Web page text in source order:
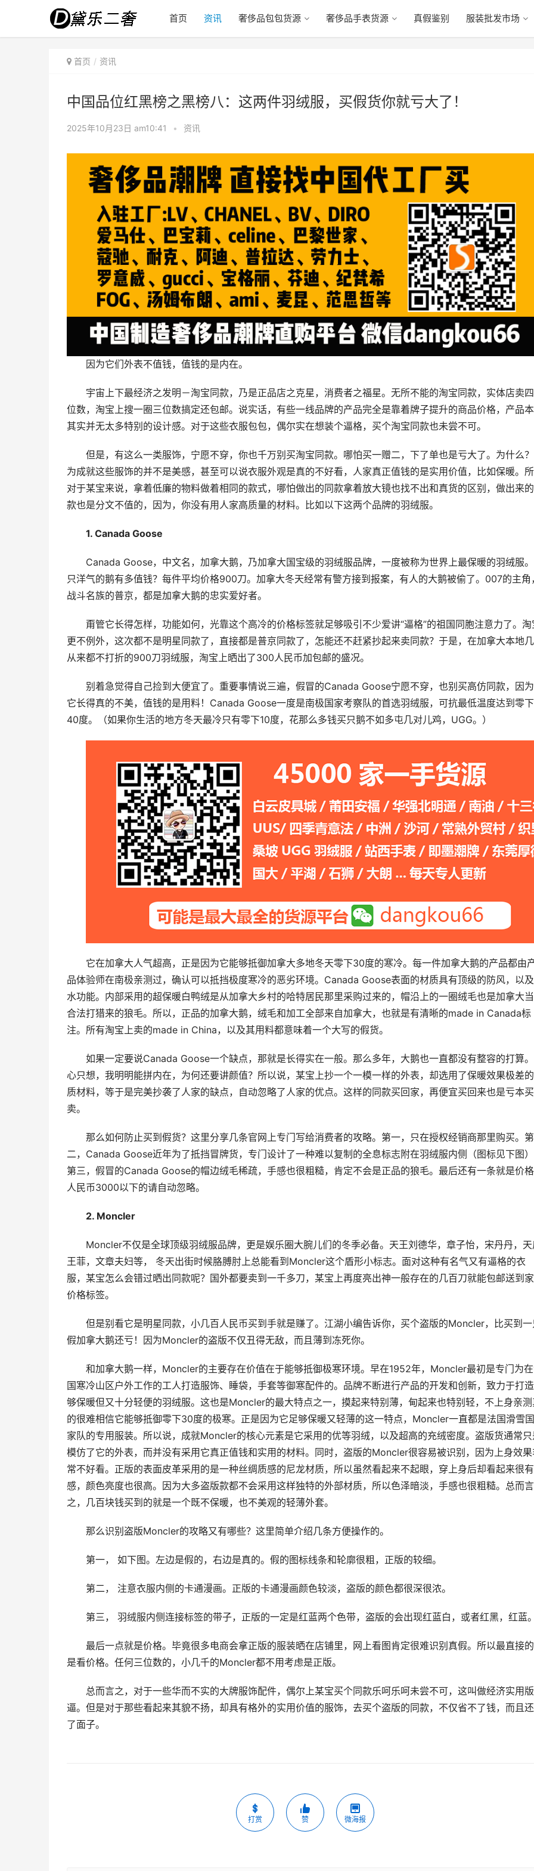
首页 资讯 奢侈品包包货源 奢侈品手表货源 真假鉴别 服装批发市场
首页 资讯
中国品位红黑榜之黑榜八：这两件羽绒服，买假货你就亏大了！
2025年10月23日 am10:41 • 资讯
因为它们外表不值钱，值钱的是内在。
宇宙上下最经济之发明－淘宝同款，乃是正品店之克星，消费者之福星。无所不能的淘宝同款，实体店卖
位数，淘宝上搜一圈三位数搞定还包邮。说实话，有些一线品牌的产品完全是靠着牌子提升的商品价格，产品
其实并无太多特别的设计感。对于这些衣服包包，偶尔实在想装个逼格，买个淘宝同款也未尝不可。
但是，有这么一类服饰，宁愿不穿，你也千万别买淘宝同款。哪怕买一赠二，下了单也是亏大了。为什么
为成就这些服饰的并不是美感，甚至可以说衣服外观是真的不好看，人家真正值钱的是实用价值，比如保暖。
对于某宝来说，拿着低廉的物料做着相同的款式，哪怕做出的同款拿着放大镜也找不出和真货的区别，做出来
款也是分文不值的，因为，你没有用人家高质量的材料。比如以下这两个品牌的羽绒服。
1. Canada Goose
Canada Goose，中文名，加拿大鹅，乃加拿大国宝级的羽绒服品牌，一度被称为世界上最保暖的羽绒服
只洋气的鹅有多值钱？每件平均价格900刀。加拿大冬天经常有警方接到报案，有人的大鹅被偷了。007的主角
战斗名族的普京，都是加拿大鹅的忠实爱好者。
甭管它长得怎样，功能如何，光靠这个高冷的价格标签就足够吸引不少爱讲“逼格”的祖国同胞注意力了。淘
更不例外，这次都不是明星同款了，直接都是普京同款了，怎能还不赶紧抄起来卖同款？于是，在加拿大本地
从来都不打折的900刀羽绒服，淘宝上晒出了300人民币加包邮的盛况。
别着急觉得自己捡到大便宜了。重要事情说三遍，假冒的Canada Goose宁愿不穿，也别买高仿同款，因为
它长得真的不美，值钱的是用料！Canada Goose一度是南极国家考察队的首选羽绒服，可抗最低温度达到零下
40度。（如果你生活的地方冬天最冷只有零下10度，花那么多钱买只鹅不如多屯几对儿鸡，UGG。）
它在加拿大人气超高，正是因为它能够抵御加拿大多地冬天零下30度的寒冷。每一件加拿大鹅的产品都由
品体验师在南极亲测过，确认可以抵挡极度寒冷的恶劣环境。Canada Goose表面的材质具有顶级的防风，以
水功能。内部采用的超保暖白鸭绒是从加拿大乡村的哈特居民那里采购过来的，帽沿上的一圈绒毛也是加拿大
合法打猎来的狼毛。所以，正品的加拿大鹅，绒毛和加工全部来自加拿大，也就是有清晰的made in Canada标
注。所有淘宝上卖的made in China，以及其用料都意味着一个大写的假货。
如果一定要说Canada Goose一个缺点，那就是长得实在一般。那么多年，大鹅也一直都没有整容的打算
心只想，我明明能拼内在，为何还要讲颜值？所以说，某宝上抄一个一模一样的外表，却选用了保暖效果极差
质材料，等于是完美抄袭了人家的缺点，自动忽略了人家的优点。这样的同款买回家，再便宜买回来也是亏本买
卖。
那么如何防止买到假货？这里分享几条官网上专门写给消费者的攻略。第一，只在授权经销商那里购买。第
二，Canada Goose近年为了抵挡冒牌货，专门设计了一种难以复制的全息标志附在羽绒服内侧（图标见下图）
第三，假冒的Canada Goose的帽边绒毛稀疏，手感也很粗糙，肯定不会是正品的狼毛。最后还有一条就是价格
人民币3000以下的请自动忽略。
2. Moncler
Moncler不仅是全球顶级羽绒服品牌，更是娱乐圈大腕儿们的冬季必备。天王刘德华，章子怡，宋丹丹，
王菲，文章夫妇等， 冬天出街时候胳膊肘上总能看到Moncler这个盾形小标志。面对这种有名气又有逼格的衣
服，某宝怎么会错过晒出同款呢？国外都要卖到一千多刀，某宝上再度亮出神一般存在的几百刀就能包邮送到
价格标签。
但是别看它是明星同款，小几百人民币买到手就是赚了。江湖小编告诉你，买个盗版的Moncler，比买到一
假加拿大鹅还亏！因为Moncler的盗版不仅丑得无敌，而且薄到冻死你。
和加拿大鹅一样，Moncler的主要存在价值在于能够抵御极寒环境。早在1952年，Moncler最初是专门为
国寒冷山区户外工作的工人打造服饰、睡袋，手套等御寒配件的。品牌不断进行产品的开发和创新，致力于打
够保暖但又十分轻便的羽绒服。这也是Moncler的最大特点之一，摸起来特别薄，甸起来也特别轻，不上身亲测
的很难相信它能够抵御零下30度的极寒。正是因为它足够保暖又轻薄的这一特点，Moncler一直都是法国滑雪国
家队的专用服装。所以说，成就Moncler的核心元素是它采用的优等羽绒，以及超高的充绒密度。盗版货通常只
模仿了它的外表，而并没有采用它真正值钱和实用的材料。同时，盗版的Moncler很容易被识别，因为上身效
常不好看。正版的表面皮革采用的是一种丝绸质感的尼龙材质，所以虽然看起来不起眼，穿上身后却看起来很
感，颜色亮度也很高。因为大多盗版款都不会采用这样独特的外部材质，所以色泽暗淡，手感也很粗糙。总而言
之，几百块钱买到的就是一个既不保暖，也不美观的轻薄外套。
那么识别盗版Moncler的攻略又有哪些？这里简单介绍几条方便操作的。
第一， 如下图。左边是假的，右边是真的。假的图标线条和轮廓很粗，正版的较细。
第二， 注意衣服内侧的卡通漫画。正版的卡通漫画颜色较淡，盗版的颜色都很深很浓。
第三， 羽绒服内侧连接标签的带子，正版的一定是红蓝两个色带，盗版的会出现红蓝白，或者红黑，红蓝。
最后一点就是价格。毕竟很多电商会拿正版的服装晒在店铺里，网上看图肯定很难识别真假。所以最直接
是看价格。任何三位数的，小几千的Moncler都不用考虑是正版。
总而言之，对于一些华而不实的大牌服饰配件，偶尔上某宝买个同款乐呵乐呵未尝不可，这叫做经济实用
逼。但是对于那些看起来其貌不扬，却具有格外的实用价值的服饰，去买个盗版的同款，不仅省不了钱，而且
了面子。
打赏 赞 微海报